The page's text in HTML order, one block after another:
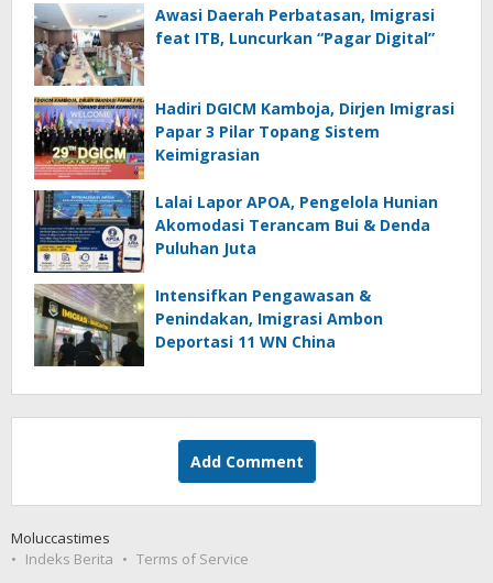
Awasi Daerah Perbatasan, Imigrasi
feat ITB, Luncurkan “Pagar Digital”
Hadiri DGICM Kamboja, Dirjen Imigrasi
Papar 3 Pilar Topang Sistem
Keimigrasian
Lalai Lapor APOA, Pengelola Hunian
Akomodasi Terancam Bui & Denda
Puluhan Juta
Intensifkan Pengawasan &
Penindakan, Imigrasi Ambon
Deportasi 11 WN China
Add Comment
Moluccastimes
Indeks Berita
Terms of Service